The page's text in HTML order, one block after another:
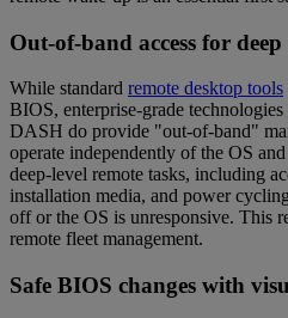
Out-of-band access for
While standard remote desktop tools
BIOS, enterprise-grade
DASH do provide "out-of-band"
operate independently of the OS
deep-level remote tasks, including
installation media, and power
off or the OS is unresponsive. This
remote fleet management.
Safe BIOS changes with